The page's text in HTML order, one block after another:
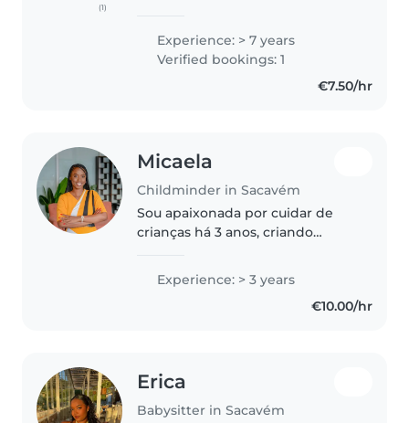
(1)
de diferentes idades. Tenho
paciência, atenção e gosto de
criar um ambiente seguro e
Experience: > 7 years
Verified bookings: 1
€7.50/hr
Micaela
Childminder in Sacavém
Sou apaixonada por cuidar de
crianças há 3 anos, criando
música e trabalhos manuais. Sou
sólida e criativa, gosto de
cozinhar refeições saudáveis e
Experience: > 3 years
€10.00/hr
Erica
Babysitter in Sacavém